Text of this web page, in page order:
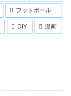
フットボール
DIY 漫画